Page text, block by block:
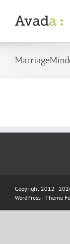
content
Copyright 2012 -
WordPress | Theme